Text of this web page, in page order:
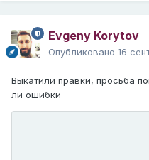
Evgeny Korytov
Опубликовано 16
Выкатили правки, просьба
ли ошибки